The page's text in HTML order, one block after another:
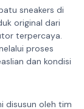
sneakers di
original dari
terpercaya.
proses
dan kondisi
disusun oleh tim